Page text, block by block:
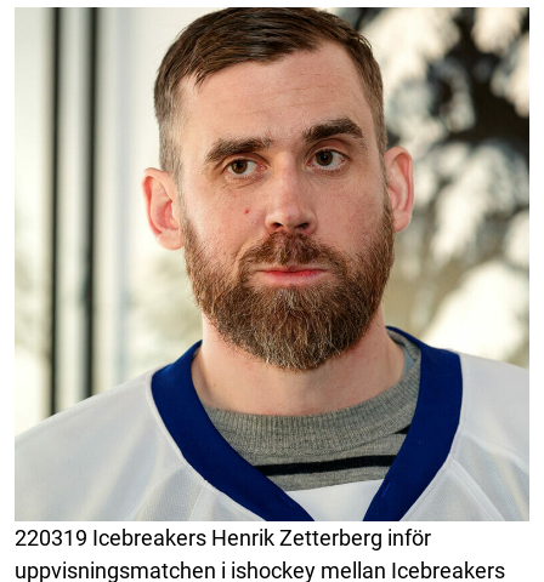
220319 Icebreakers Henrik Zetterberg inför
uppvisningsmatchen i ishockey mellan Icebreakers